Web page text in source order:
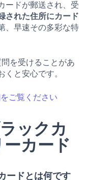
ードが郵送され、受
された住所にカード
、早速その多彩な特
を受けることがあ
と安心です。
ご覧ください
ックカ
カード
ードとは何です